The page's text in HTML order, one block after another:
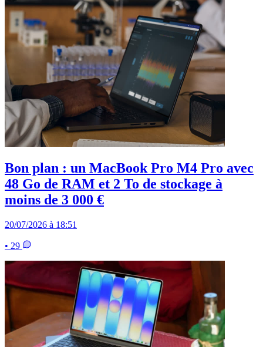
Bon plan : un MacBook Pro M4 Pro avec
48 Go de RAM et 2 To de stockage à
moins de 3 000 €
20/07/2026 à 18:51
• 29